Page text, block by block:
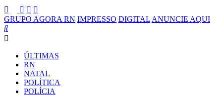
GRUPO AGORA RN IMPRESSO DIGITAL ANUNCIE AQUI
ÚLTIMAS
RN
NATAL
POLÍTICA
POLÍCIA